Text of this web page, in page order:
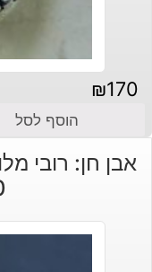
₪170
הוסף לסל
אבן חן: רובי